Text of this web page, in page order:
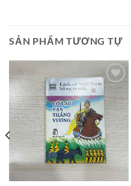
SẢN PHẨM TƯƠNG TỰ